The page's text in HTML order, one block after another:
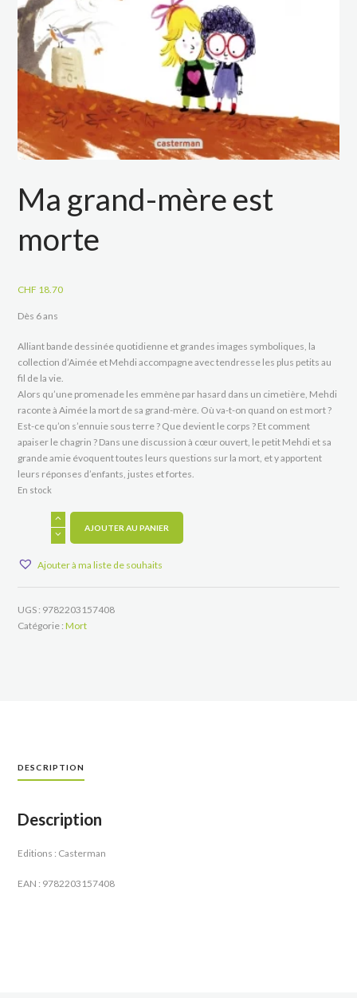
Ma grand-mère est
morte
CHF 18.70
Dès 6 ans
Alliant bande dessinée quotidienne et grandes images symboliques, la
collection d’Aimée et Mehdi accompagne avec tendresse les plus petits au
fil de la vie.
Alors qu’une promenade les emmène par hasard dans un cimetière, Mehdi
raconte à Aimée la mort de sa grand-mère. Où va-t-on quand on est mort ?
Est-ce qu’on s’ennuie sous terre ? Que devient le corps ? Et comment
apaiser le chagrin ? Dans une discussion à cœur ouvert, le petit Mehdi et sa
grande amie évoquent toutes leurs questions sur la mort, et y apportent
leurs réponses d’enfants, justes et fortes.
En stock
mère
morte
AJOUTER AU PANIER
Ajouter à ma liste de souhaits
UGS : 9782203157408
Catégorie :Mort
DESCRIPTION
Description
Editions : Casterman
EAN : 9782203157408